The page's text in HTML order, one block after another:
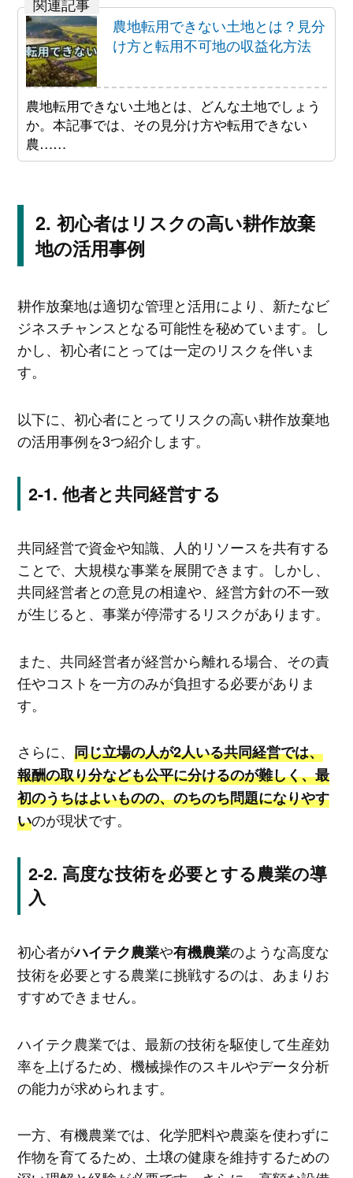
農地転用できない土地とは？見分
け方と転用不可地の収益化方法
農地転用できない土地とは、どんな土地でしょう
か。本記事では、その見分け方や転用できない
農……
初心者はリスクの高い耕作放棄
地の活用事例
耕作放棄地は適切な管理と活用により、新たなビ
ジネスチャンスとなる可能性を秘めています。し
かし、初心者にとっては一定のリスクを伴いま
す。
以下に、初心者にとってリスクの高い耕作放棄地
の活用事例を3つ紹介します。
他者と共同経営する
共同経営で資金や知識、人的リソースを共有する
ことで、大規模な事業を展開できます。しかし、
共同経営者との意見の相違や、経営方針の不一致
が生じると、事業が停滞するリスクがあります。
また、共同経営者が経営から離れる場合、その責
任やコストを一方のみが負担する必要がありま
す。
さらに、 同じ立場の人が2人いる共同経営では、
報酬の取り分なども公平に分けるのが難しく、最
初のうちはよいものの、のちのち問題になりやす
いのが現状です。
高度な技術を必要とする農業の導
入
初心者がハイテク農業や有機農業のような高度な
技術を必要とする農業に挑戦するのは、あまりお
すすめできません。
ハイテク農業では、最新の技術を駆使して生産効
率を上げるため、機械操作のスキルやデータ分析
の能力が求められます。
一方、有機農業では、化学肥料や農薬を使わずに
作物を育てるため、土壌の健康を維持するための